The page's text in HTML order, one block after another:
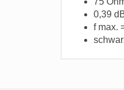
0,39
f max.